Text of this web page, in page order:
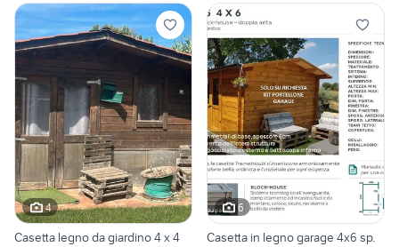
4
Casetta legno da giardino 4 x 4
6
Casetta in legno garage 4x6 sp.